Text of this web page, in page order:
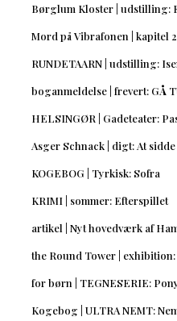
Børglum Kloster | udstilling:
Mord på Vibrafonen | kapitel
RUNDETAARN | udstilling:
boganmeldelse | frevert: GÅ
HELSINGØR | Gadeteater:
Asger Schnack | digt: At
KOGEBOG | Tyrkisk: Sofra
KRIMI | sommer: Efterspillet
artikel | Nyt hovedværk af
the Round Tower | exhibition:
for børn | TEGNESERIE:
Kogebog | ULTRA NEMT: